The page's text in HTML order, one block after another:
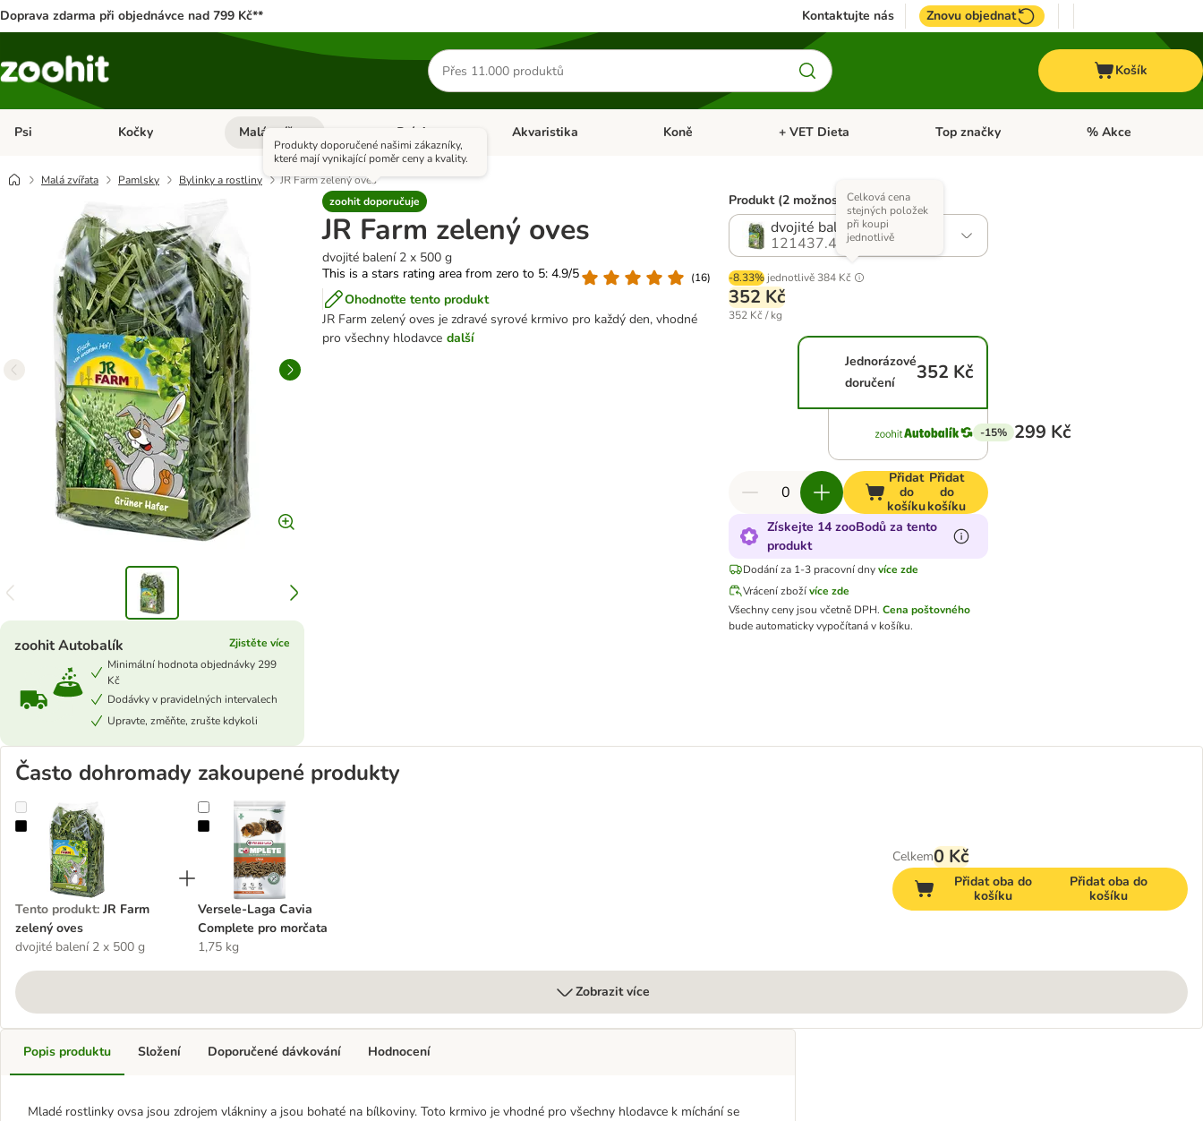
Doprava zdarma při objednávce nad 799 Kč** Kontaktujte nás Znovu objednat
Hledat
produkty
Košík
Psi Otevřít menu: Psi
Kočky Otevřít menu: Kočky
Malá zvířata Otevřít menu: Malá zvířata
Ptáci Otevřít menu: Ptáci
Akvaristika Otevřít menu: Akvaristika
Koně Otevřít menu: Koně
+ VET Dieta Otevřít menu: + VET Dieta
Top značky Otevřít menu: Top
% Akce
Malá zvířata Pamlsky Bylinky a rostliny
JR Farm zelený oves
zoohit doporučuje
Produkty doporučené našimi zákazníky,
které mají vynikající poměr ceny a kvality.
JR Farm zelený oves
dvojité balení 2 x 500 g
This is a stars rating area from zero to 5: 4.9/5
(16)
Ohodnoťte tento produkt
JR Farm zelený oves je zdravé syrové krmivo pro každý den, vhodné
pro všechny hlodavce další
zoohit Autobalík
Zjistěte více
Minimální hodnota objednávky 299
Kč
Dodávky v pravidelných intervalech
Upravte, změňte, zrušte kdykoli
Produkt (2 možností)
dvojité balení 2 x 500 g
121437.4
-8.33% jednotlivě 384 Kč
Celková cena
stejných položek
při koupi
jednotlivě
352 Kč
352 Kč / kg
Jednorázové
doručení
352 Kč
-15% 299 Kč
Přidat
do
košíku
Přidat
do
košíku
Získejte 14 zooBodů za tento
produkt
Dodání za 1-3 pracovní dnyvíce zde
Vrácení zbožívíce zde
Všechny ceny jsou včetně DPH. Cena poštovného
bude automaticky vypočítaná v košíku.
Často dohromady zakoupené produkty
JR Farm zelený oves
Tento produkt: JR Farm
zelený oves
dvojité balení 2 x 500 g
Versele-Laga Cavia Complete pro morčata
Versele-Laga Cavia
Complete pro morčata
1,75 kg
Celkem0 Kč
Přidat oba do
košíku
Přidat oba do
košíku
Zobrazit více
Popis produktu
Mladé rostlinky ovsa jsou zdrojem vlákniny a jsou bohaté na bílkoviny. Toto krmivo je vhodné pro všechny hlodavce k míchání se
Složení Doporučené dávkování Hodnocení